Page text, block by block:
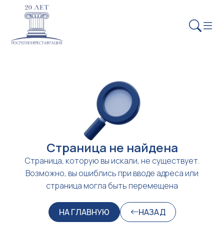
Страница не найдена
Страница, которую вы искали, не существует.
Возможно, вы ошиблись при вводе адреса или
страница могла быть перемещена
НА ГЛАВНУЮ НАЗАД